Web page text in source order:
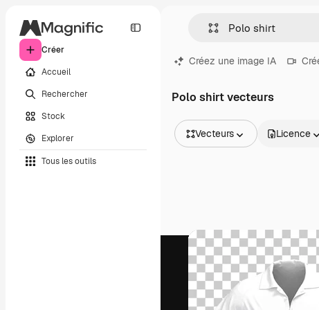
Créer
Accueil
Rechercher
Stock
Explorer
Tous les outils
Créez une image IA
Polo shirt vecteurs
Vecteurs
Vidéos
Clips de vidéo
Graphiques animés
Templates vidéos
Icônes
Modèles 3D
Polices
Licence